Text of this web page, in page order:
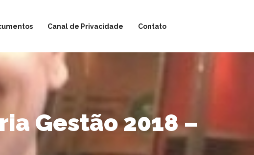
Canal de Privacidade Contato
Gestão 2018 –